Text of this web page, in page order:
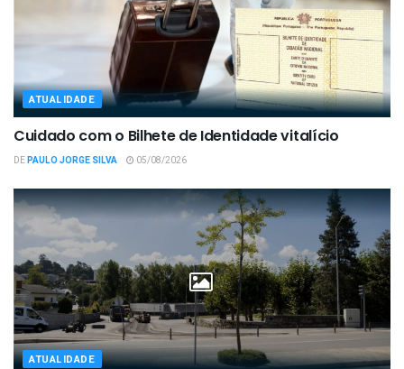
ATUALIDADE
Cuidado com o Bilhete de Identidade vitalício
DEPAULO JORGE SILVA 05/08/2026
ATUALIDADE